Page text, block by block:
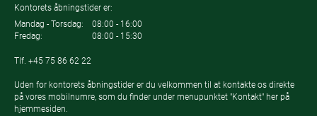
Kontorets åbningstider er:
Mandag - Torsdag:
08:00 - 16:00
Fredag:
08:00 - 15:30
Tlf. +45 75 86 62 22
Uden for kontorets åbningstider er du velkommen til at kontakte os direkte
på vores mobilnumre, som du finder under menupunktet "Kontakt" her på
hjemmesiden.